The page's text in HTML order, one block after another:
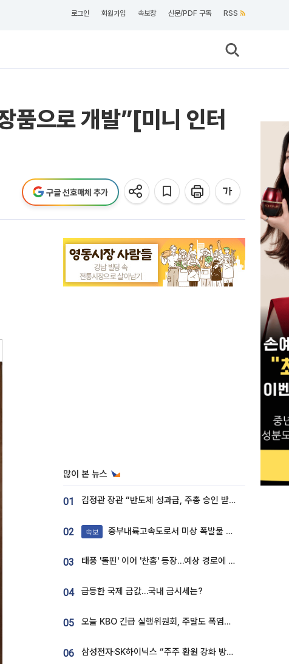
로그인 회원가입 속보창 신문/PDF 구독 RSS
품으로 개발”[미니 인터
구글 선호매체 추가
많이 본 뉴스
01 김정관 장관 “반도체 성과급, 주총 승인 받도록”…상법·자본시장법 개정 시사
02 속보 중부내륙고속도로서 미상 폭발물 발견
03 태풍 '돌핀' 이어 '찬홈' 등장…예상 경로에 한국 '한숨'
04 급등한 국제 금값…국내 금시세는?
05 오늘 KBO 긴급 실행위원회, 주말도 폭염취소 될까
06 삼성전자·SK하이닉스 “주주 환원 강화 방안 마련”